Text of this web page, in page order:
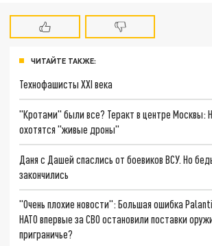
ЧИТАЙТЕ ТАКЖЕ:
Технофашисты XXI века
"Кротами" были все? Теракт в центре Москвы:
охотятся "живые дроны"
Даня с Дашей спаслись от боевиков ВСУ. Но
закончились
"Очень плохие новости": Большая ошибка
НАТО впервые за СВО остановили поставки
приграничье?